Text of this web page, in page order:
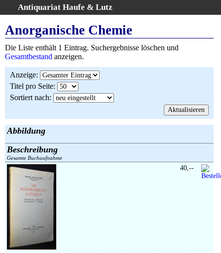
Antiquariat Haufe & Lutz
Home
Gesamtbestand
Kategorien
Schlagwörter
Suchergebnisse
AGB
Widerruf
Über uns
Aktuelle Kataloge
Kontakt
Ankauf
Anorganische Chemie
Die Liste enthält 1 Eintrag. Suchergebnisse löschen und
Gesamtbestand anzeigen.
Anzeige:
Titel pro Seite:
Sortiert nach:
Abbildung
Beschreibung
Gesamte Buchaufnahme
40,--